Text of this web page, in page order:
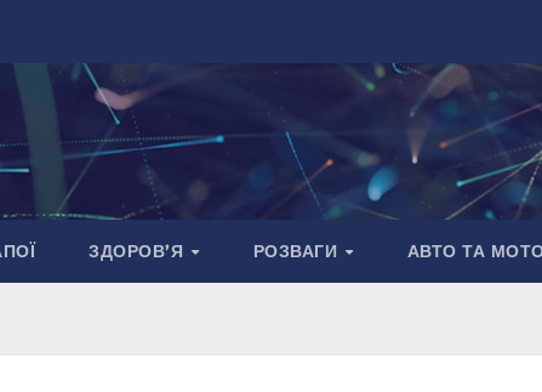
ЗДОРОВ’Я РОЗВАГИ АВТО ТА